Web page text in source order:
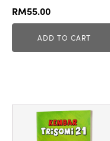
RM55.00
ADD TO CART